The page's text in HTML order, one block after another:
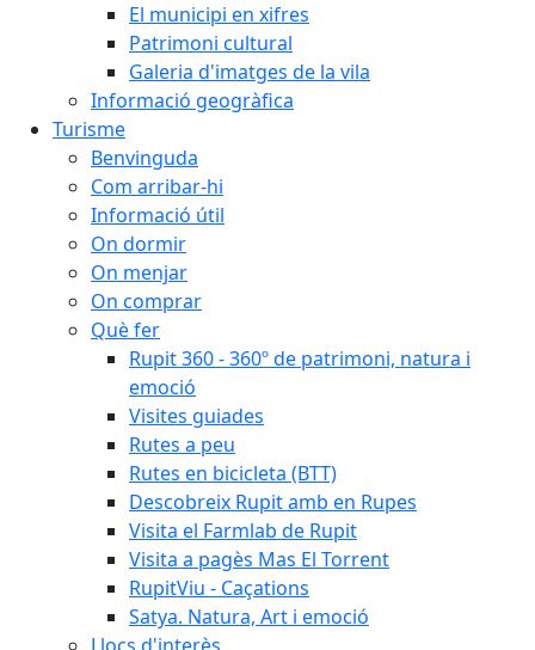
El municipi en xifres
Patrimoni cultural
Galeria d'imatges de la vila
Informació geogràfica
Turisme
Benvinguda
Com arribar-hi
Informació útil
On dormir
On menjar
On comprar
Què fer
Rupit 360 - 360º de patrimoni, natura i
emoció
Visites guiades
Rutes a peu
Rutes en bicicleta (BTT)
Descobreix Rupit amb en Rupes
Visita el Farmlab de Rupit
Visita a pagès Mas El Torrent
RupitViu - Caçations
Satya. Natura, Art i emoció